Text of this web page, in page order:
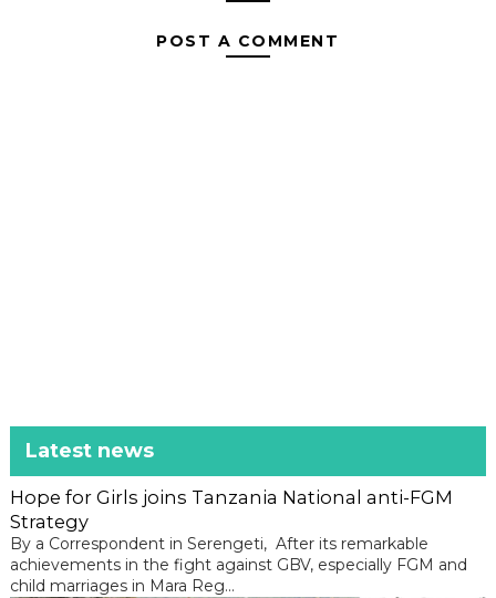
POST A COMMENT
Latest news
Hope for Girls joins Tanzania National anti-FGM
Strategy
By a Correspondent in Serengeti, After its remarkable
achievements in the fight against GBV, especially FGM and
child marriages in Mara Reg...